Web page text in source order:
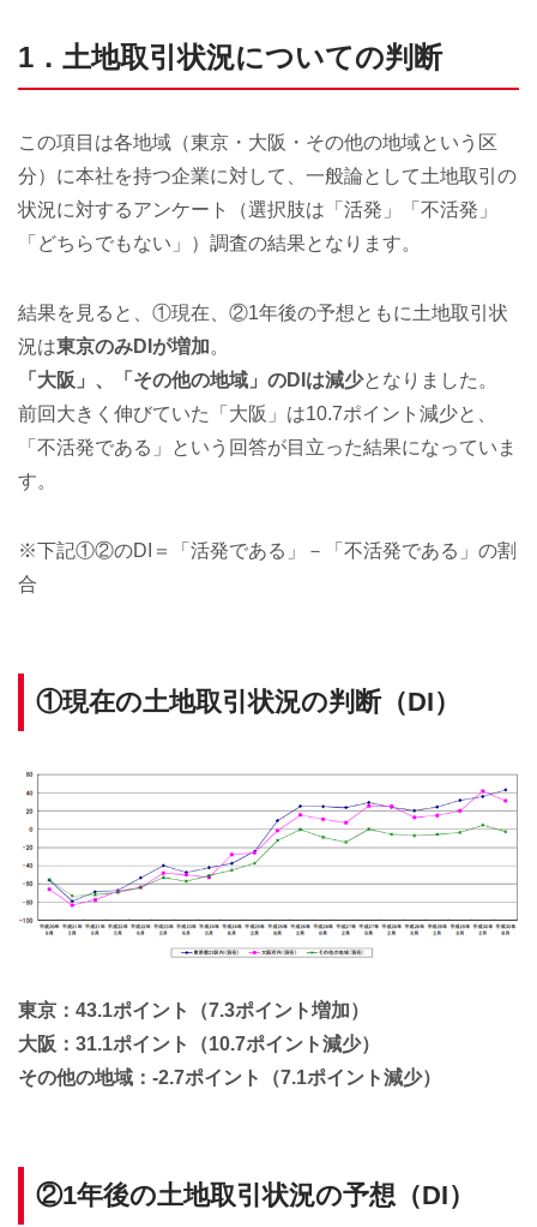
1．土地取引状況についての判断
この項目は各地域（東京・大阪・その他の地域という区
分）に本社を持つ企業に対して、一般論として土地取引の
状況に対するアンケート（選択肢は「活発」「不活発」
「どちらでもない」）調査の結果となります。
結果を見ると、①現在、②1年後の予想ともに土地取引状
況は東京のみDIが増加。
「大阪」、「その他の地域」のDIは減少となりました。
前回大きく伸びていた「大阪」は10.7ポイント減少と、
「不活発である」という回答が目立った結果になっていま
す。
※下記①②のDI＝「活発である」－「不活発である」の割
合
①現在の土地取引状況の判断（DI）
東京：43.1ポイント（7.3ポイント増加）
大阪：31.1ポイント（10.7ポイント減少）
その他の地域：-2.7ポイント（7.1ポイント減少）
②1年後の土地取引状況の予想（DI）